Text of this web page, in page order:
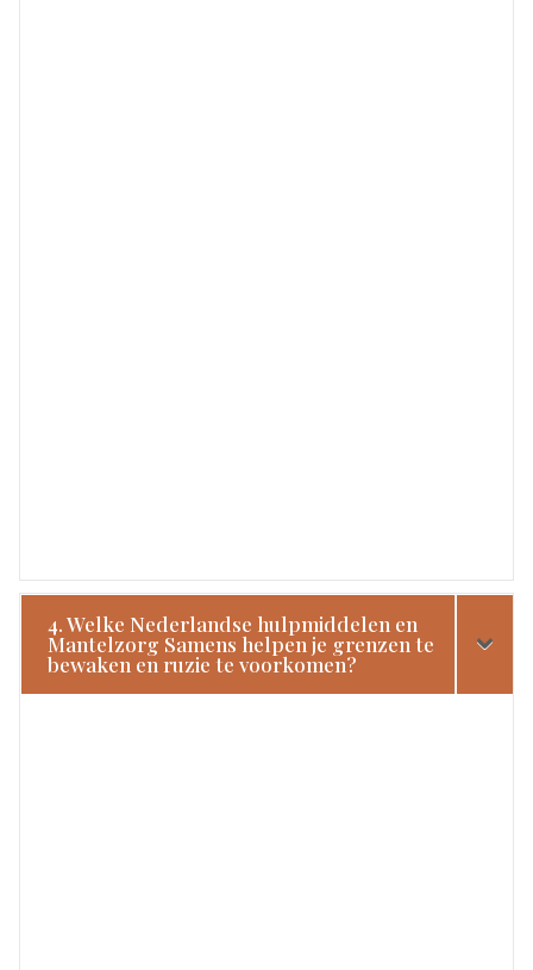
4. Welke Nederlandse hulpmiddelen en
Mantelzorg Samens helpen je grenzen te
bewaken en ruzie te voorkomen?